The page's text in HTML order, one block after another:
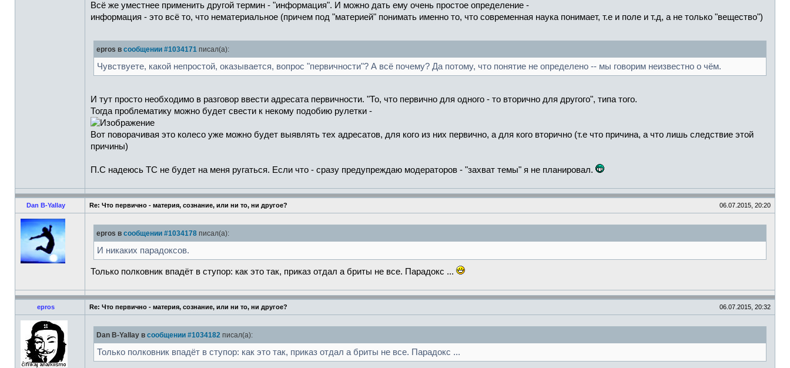
Всё же уместнее применить другой термин - "информация". И можно дать ему очень простое определение -
информация - это всё то, что нематериальное (причем под "материей" понимать именно то, что современная наука понимает, т.е и поле и т.д, а не только "вещество")
epros в сообщении #1034171 писал(а):
Чувствуете, какой непростой, оказывается, вопрос "первичности"? А всё почему? Да потому, что понятие не определено -- мы говорим неизвестно о чём.
И тут просто необходимо в разговор ввести адресата первичности. "То, что первично для одного - то вторично для другого", типа того.
Тогда проблематику можно будет свести к некому подобию рулетки -
Вот поворачивая это колесо уже можно будет выявлять тех адресатов, для кого из них первично, а для кого вторично (т.е что причина, а что лишь следствие этой
причины)
П.С надеюсь ТС не будет на меня ругаться. Если что - сразу предупреждаю модераторов - "захват темы" я не планировал.
Dan B-Yallay Re: Что первично - материя, сознание, или ни то, ни другое? 06.07.2015, 20:20
epros в сообщении #1034178 писал(а):
И никаких парадоксов.
Только полковник впадёт в ступор: как это так, приказ отдал а бриты не все. Парадокс ...
epros Re: Что первично - материя, сознание, или ни то, ни другое? 06.07.2015, 20:32
Dan B-Yallay в сообщении #1034182 писал(а):
Только полковник впадёт в ступор: как это так, приказ отдал а бриты не все. Парадокс ...